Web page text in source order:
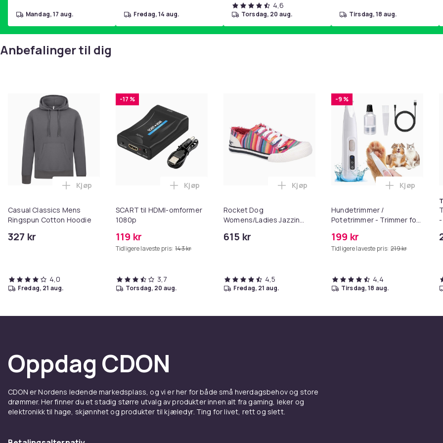
mandag, 17 aug. fredag, 14 aug.
4,6
torsdag, 20 aug. tirsdag, 18 aug.
Anbefalinger til dig
Casual Classics Mens
Ringspun Cotton Hoodie
327 kr
Legg Casual Classics Mens Ringspun Cotton Hoodie i handlekurven
Kjøp
4,0
fredag, 21 aug.
-17 %
SCART til HDMI-omformer
1080p
119 kr
Tidligere laveste pris: 143 kr
Legg SCART til HDMI-omformer 1080p i handlekurven
Kjøp
3,7
torsdag, 20 aug.
Rocket Dog
Womens/Ladies Jazzin
Canvas Trainer
615 kr
Legg Rocket Dog Womens/Ladies Jazzin
Kjøp
4,5
fredag, 21 aug.
-9 %
Hundetrimmer /
Potetrimmer - Trimmer for
199 kr
Tidligere laveste pris: 219 kr
Legg
Kjøp
4,4
tirsdag, 18 aug.
-
Oppdag CDON
CDON er Nordens ledende markedsplass, og vi er her for både små hverdagsbehov og store
drømmer. Her finner du et stadig større utvalg av produkter innen alt fra gaming, leker og
elektronikk til hage, skjønnhet og produkter til kjæledyr. Ting for livet, rett og slett.